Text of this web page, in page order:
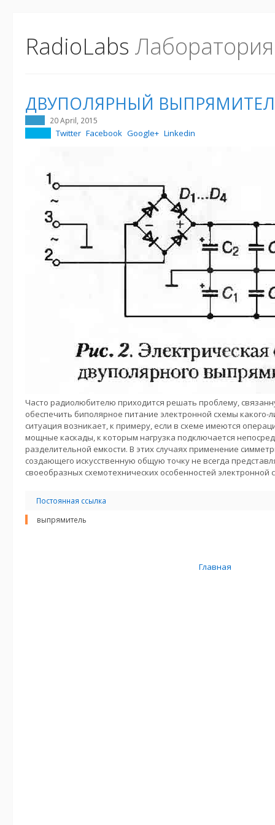
RadioLabs
ДВУПОЛЯРНЫЙ
20 April, 2015
Twitter Facebook Google+ Linkedin
Часто радиолюбителю приходится решать проблему,
обеспечить биполярное питание электронной схемы какого-
ситуация возникает, к примеру, если в схеме имеются
мощные каскады, к которым нагрузка подключается
разделительной емкости. В этих случаях применение
создающего искусственную общую точку не всегда
своеобразных схемотехнических особенностей электронной
Постоянная ссылка
выпрямитель
Главная